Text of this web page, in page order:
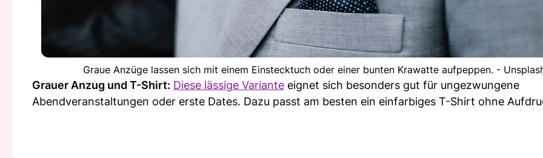
Graue Anzüge lassen sich mit einem Einstecktuch oder einer bunten Krawatte aufpeppen. -
Grauer Anzug und T-Shirt: Diese lässige Variante eignet sich besonders gut für ungezwungene
Abendveranstaltungen oder erste Dates. Dazu passt am besten ein einfarbiges T-Shirt ohne